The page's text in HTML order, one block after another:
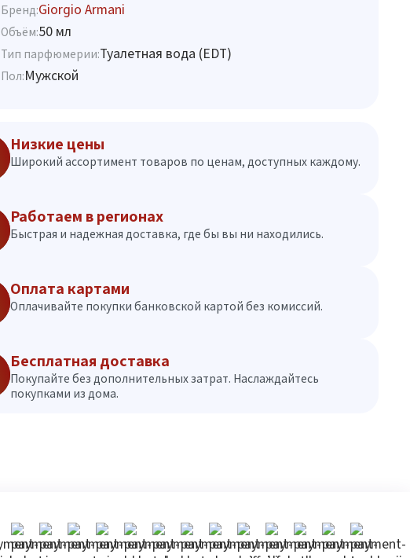
Бренд:Giorgio Armani
Объём:50 мл
Тип парфюмерии:Туалетная вода (EDT)
Пол:Мужской
Низкие цены
Широкий ассортимент товаров по ценам, доступных каждому.
Работаем в регионах
Быстрая и надежная доставка, где бы вы ни находились.
Оплата картами
Оплачивайте покупки банковской картой без комиссий.
Бесплатная доставка
Покупайте без дополнительных затрат. Наслаждайтесь
покупками из дома.